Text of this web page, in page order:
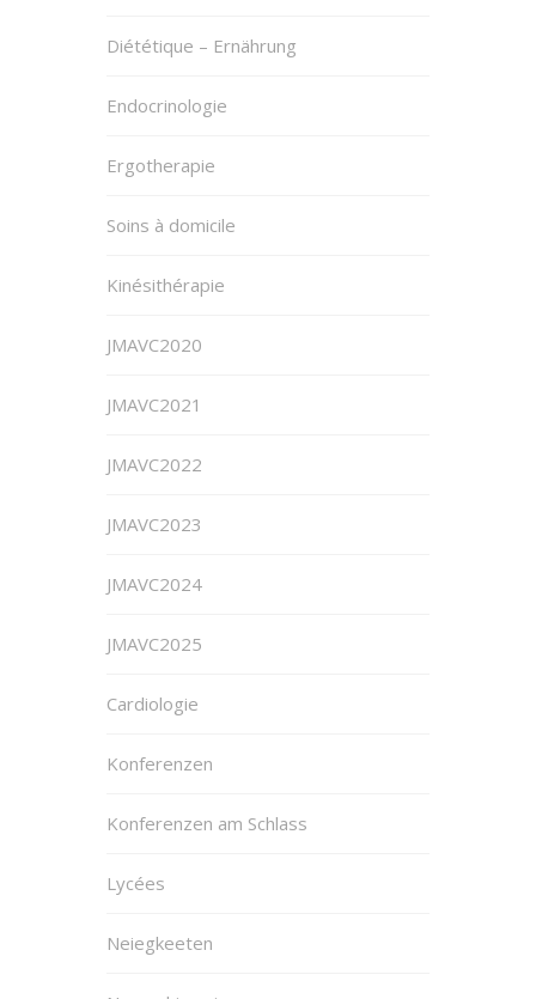
Diététique – Ernährung
Endocrinologie
Ergotherapie
Soins à domicile
Kinésithérapie
JMAVC2020
JMAVC2021
JMAVC2022
JMAVC2023
JMAVC2024
JMAVC2025
Cardiologie
Konferenzen
Konferenzen am Schlass
Lycées
Neiegkeeten